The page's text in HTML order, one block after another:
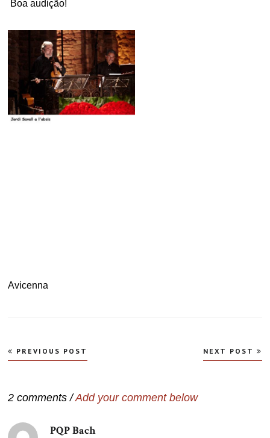
Boa audição!
Avicenna
Navegação
de
PREVIOUS POST NEXT POST
2 comments /Add your comment below
PQP Bachdisse: